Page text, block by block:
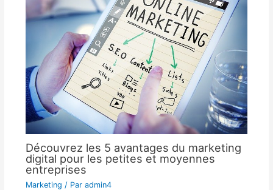
Découvrez les 5 avantages du marketing
digital pour les petites et moyennes
entreprises
Marketing / Par admin4